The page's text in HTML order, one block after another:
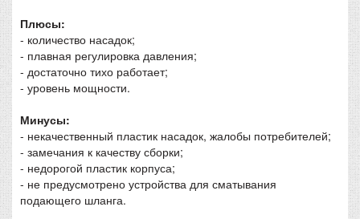
Плюсы:
- количество насадок;
- плавная регулировка давления;
- достаточно тихо работает;
- уровень мощности.
Минусы:
- некачественный пластик насадок, жалобы потребителей;
- замечания к качеству сборки;
- недорогой пластик корпуса;
- не предусмотрено устройства для сматывания
подающего шланга.